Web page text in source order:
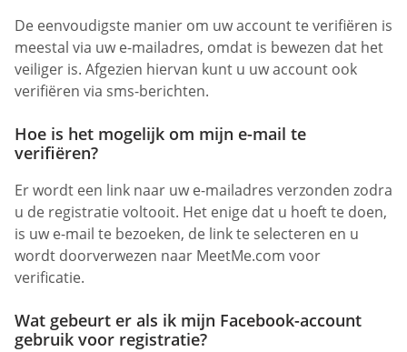
De eenvoudigste manier om uw account te verifiëren is
meestal via uw e-mailadres, omdat is bewezen dat het
veiliger is. Afgezien hiervan kunt u uw account ook
verifiëren via sms-berichten.
Hoe is het mogelijk om mijn e-mail te
verifiëren?
Er wordt een link naar uw e-mailadres verzonden zodra
u de registratie voltooit. Het enige dat u hoeft te doen,
is uw e-mail te bezoeken, de link te selecteren en u
wordt doorverwezen naar MeetMe.com voor
verificatie.
Wat gebeurt er als ik mijn Facebook-account
gebruik voor registratie?